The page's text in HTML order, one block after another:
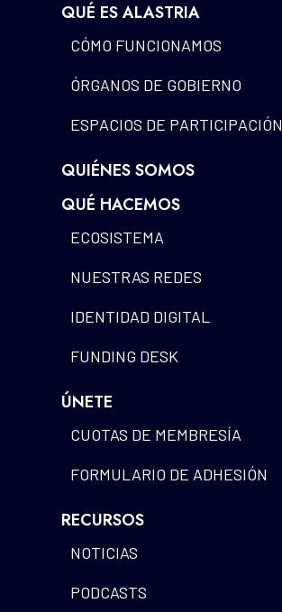
QUÉ ES ALASTRIA
CÓMO FUNCIONAMOS
ÓRGANOS DE GOBIERNO
ESPACIOS DE PARTICIPACIÓN
QUIÉNES SOMOS
QUÉ HACEMOS
ECOSISTEMA
NUESTRAS REDES
IDENTIDAD DIGITAL
FUNDING DESK
ÚNETE
CUOTAS DE MEMBRESÍA
FORMULARIO DE ADHESIÓN
RECURSOS
NOTICIAS
PODCASTS